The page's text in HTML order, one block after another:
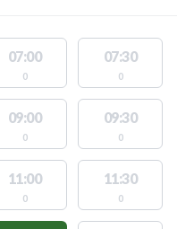
07:00
0
07:30
0
09:00
0
09:30
0
11:00
0
11:30
0